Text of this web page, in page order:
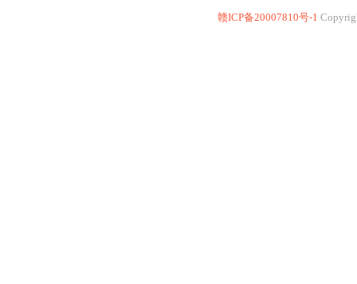
赣ICP备20007810号-1